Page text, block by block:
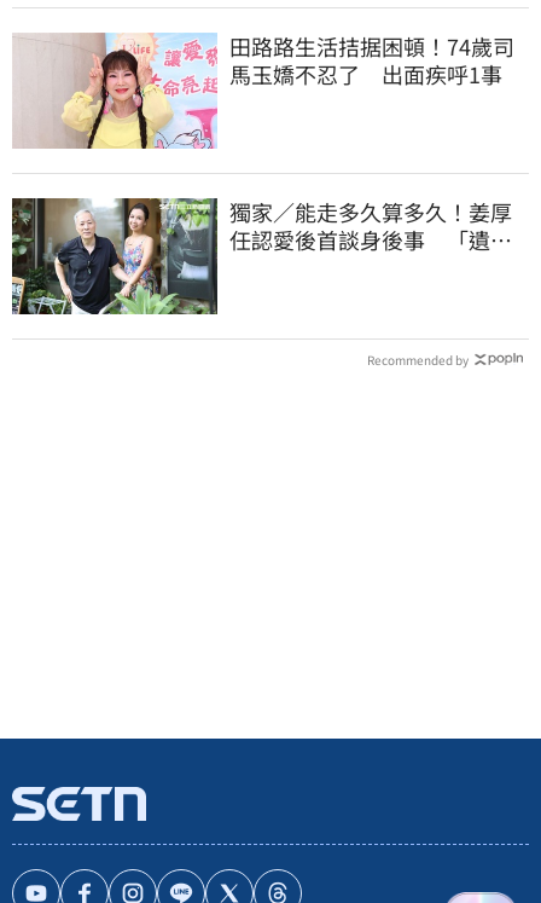
田路路生活拮据困頓！74歲司
馬玉嬌不忍了 出面疾呼1事
獨家／能走多久算多久！姜厚
任認愛後首談身後事 「遺囑
Recommended by